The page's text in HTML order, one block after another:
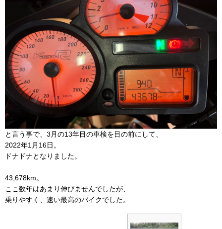
と言う事で、3月の13年目の車検を目の前にして、
2022年1月16日。
ドナドナとなりました。
43,678km。
ここ数年はあまり伸びませんでしたが、
乗りやすく、速い最高のバイクでした。